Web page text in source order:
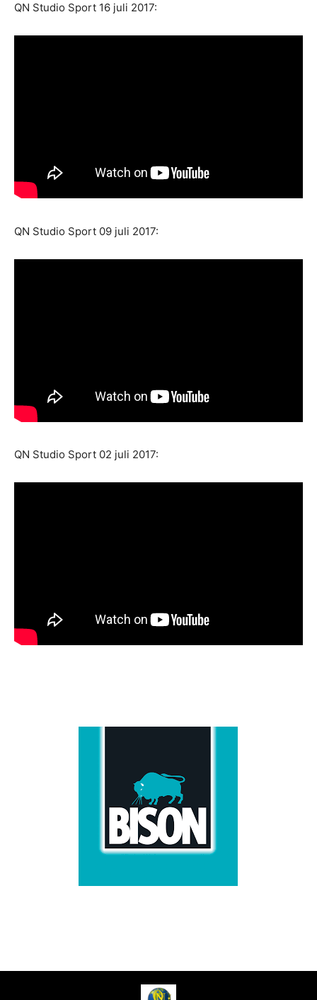
QN Studio Sport 16 juli 2017:
QN Studio Sport 09 juli 2017:
QN Studio Sport 02 juli 2017: